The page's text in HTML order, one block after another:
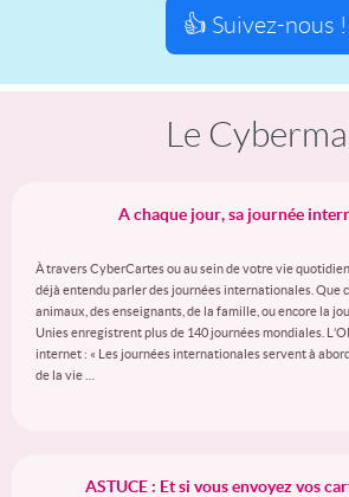
👍 Suivez-nous !
Le
A chaque jour, sa journée
À travers CyberCartes ou au sein de votre vie
déjà entendu parler des journées internationales. Que
animaux, des enseignants, de la famille, ou encore la
Unies enregistrent plus de 140 journées mondiales.
internet : « Les journées internationales servent à
de la vie …
ASTUCE : Et si vous envoyez vos